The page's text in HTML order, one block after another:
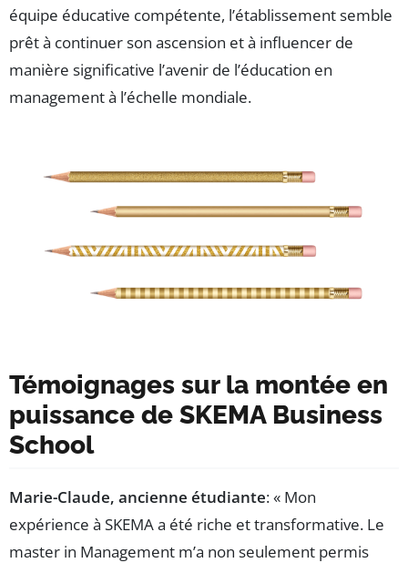
équipe éducative compétente, l’établissement semble
prêt à continuer son ascension et à influencer de
manière significative l’avenir de l’éducation en
management à l’échelle mondiale.
Témoignages sur la montée en
puissance de SKEMA Business
School
Marie-Claude, ancienne étudiante: « Mon
expérience à SKEMA a été riche et transformative. Le
master in Management m’a non seulement permis